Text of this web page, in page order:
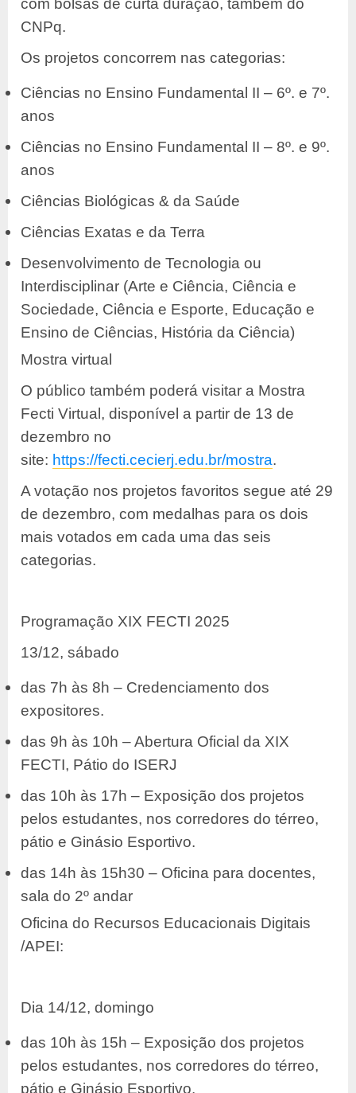
CNPq.
Os projetos concorrem nas categorias:
Ciências no Ensino Fundamental II – 6º. e 7º.
anos
Ciências no Ensino Fundamental II – 8º. e 9º.
anos
Ciências Biológicas & da Saúde
Ciências Exatas e da Terra
Desenvolvimento de Tecnologia ou
Interdisciplinar (Arte e Ciência, Ciência e
Sociedade, Ciência e Esporte, Educação e
Ensino de Ciências, História da Ciência)
Mostra virtual
O público também poderá visitar a Mostra
Fecti Virtual, disponível a partir de 13 de
dezembro no
site: https://fecti.cecierj.edu.br/mostra.
A votação nos projetos favoritos segue até 29
de dezembro, com medalhas para os dois
mais votados em cada uma das seis
categorias.
Programação XIX FECTI 2025
13/12, sábado
das 7h às 8h – Credenciamento dos
expositores.
das 9h às 10h – Abertura Oficial da XIX
FECTI, Pátio do ISERJ
das 10h às 17h – Exposição dos projetos
pelos estudantes, nos corredores do térreo,
pátio e Ginásio Esportivo.
das 14h às 15h30 – Oficina para docentes,
sala do 2º andar
Oficina do Recursos Educacionais Digitais
/APEI:
Dia 14/12, domingo
das 10h às 15h – Exposição dos projetos
pelos estudantes, nos corredores do térreo,
pátio e Ginásio Esportivo.